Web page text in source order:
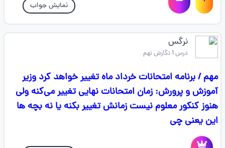
نمایش جواب
نرگس
درس 1 نگارش نهم
مهم / برنامه امتحانات خرداد ماه تغییر خواهد کرد‌ وزیر
آموزش و پرورش: زمان امتحانات نهایی تغییر می‌کنه ولی
هنوز کنکور معلوم نیست زمانش تغییر بکنه یا نه بچه ها
این یعنی چی